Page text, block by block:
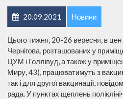
20.09.2021 Новини
Цього тижня, 20-26 вересня, в
Чернігова, розташованих у
ЦУМ і Голлівуд, а також у
Миру, 43), працюватимуть з
так і для другої вакцинації,
рада. У пунктах щеплень